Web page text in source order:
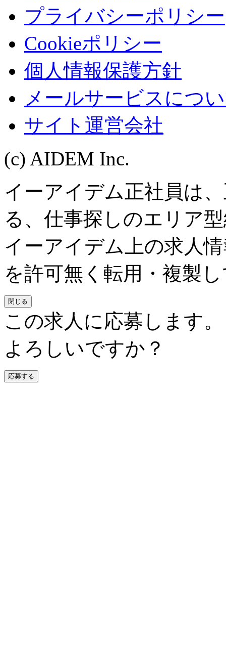
プライバシーポリシー
Cookieポリシー
個人情報保護方針
メールサービスにつ
サイト運営会社
(c) AIDEM Inc.
イーアイデム正社員は
る、仕事探しのエリア
イーアイデム上の求人
を許可無く転用・複製
閉じる
この求人に応募します。
よろしいですか？
応募する